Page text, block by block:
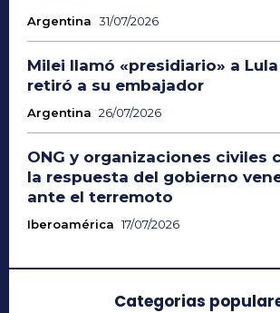
Argentina 31/07/2026
Milei llamó «presidiario» a
retiró a su embajador
Argentina 26/07/2026
ONG y organizaciones civiles
la respuesta del gobierno
ante el terremoto
Iberoamérica 17/07/2026
Categorias